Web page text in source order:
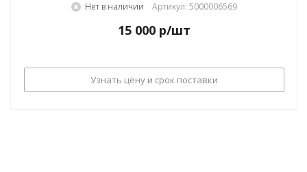
Нет в наличии Артикул: 5000006569
15 000 р/шт
Узнать цену и срок поставки